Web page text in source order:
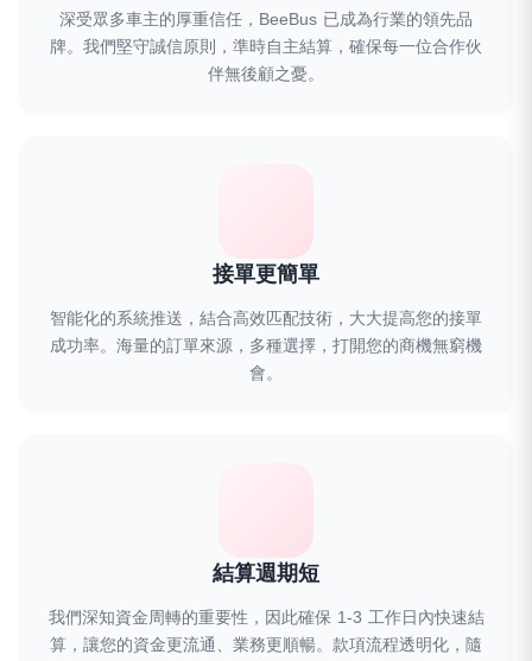
深受眾多車主的厚重信任，BeeBus 已成為行業的領先品
牌。我們堅守誠信原則，準時自主結算，確保每一位合作伙
伴無後顧之憂。
接單更簡單
智能化的系統推送，結合高效匹配技術，大大提高您的接單
成功率。海量的訂單來源，多種選擇，打開您的商機無窮機
會。
結算週期短
我們深知資金周轉的重要性，因此確保 1-3 工作日內快速結
算，讓您的資金更流通、業務更順暢。款項流程透明化，隨